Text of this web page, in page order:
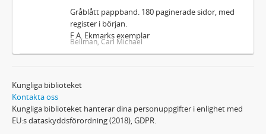
Gråblått pappband. 180 paginerade sidor, med
register i början.
F.A. Ekmarks exemplar
Bellman, Carl Michael
Kungliga biblioteket
Kontakta oss
Kungliga biblioteket hanterar dina personuppgifter i enlighet med
EU:s dataskyddsförordning (2018), GDPR.